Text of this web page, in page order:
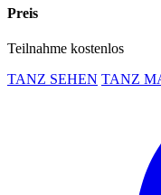
Preis
Teilnahme kostenlos
TANZ SEHEN TANZ